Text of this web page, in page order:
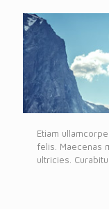
Etiam
felis. Maecenas
ultricies.